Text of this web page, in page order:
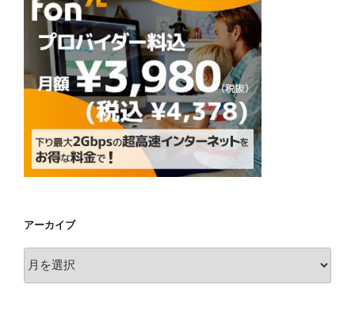
アーカイブ
ー